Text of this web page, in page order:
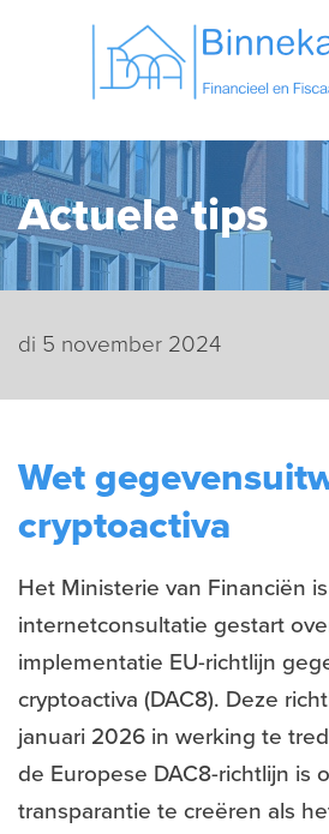
Actuele tips
di 5 november 2024
Wet
cryptoactiva
Het Ministerie van Financiën
internetconsultatie gestart
implementatie EU-richtlijn
cryptoactiva (DAC8). Deze
januari 2026 in werking te
de Europese DAC8-richtlijn is
transparantie te creëren als